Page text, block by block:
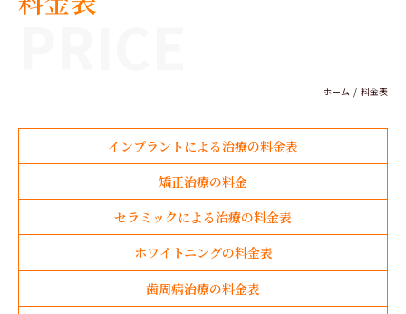
ホーム 料金表
インプラントによる治療の料金表
矯正治療の料金
セラミックによる治療の料金表
ホワイトニングの料金表
歯周病治療の料金表